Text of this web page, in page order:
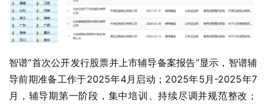
智谱“首次公开发行股票并上市辅导备案报告”显示，智谱辅
导前期准备工作于2025年4月启动；2025年5月-2025年7
月，辅导期第一阶段，集中培训、持续尽调并规范整改；